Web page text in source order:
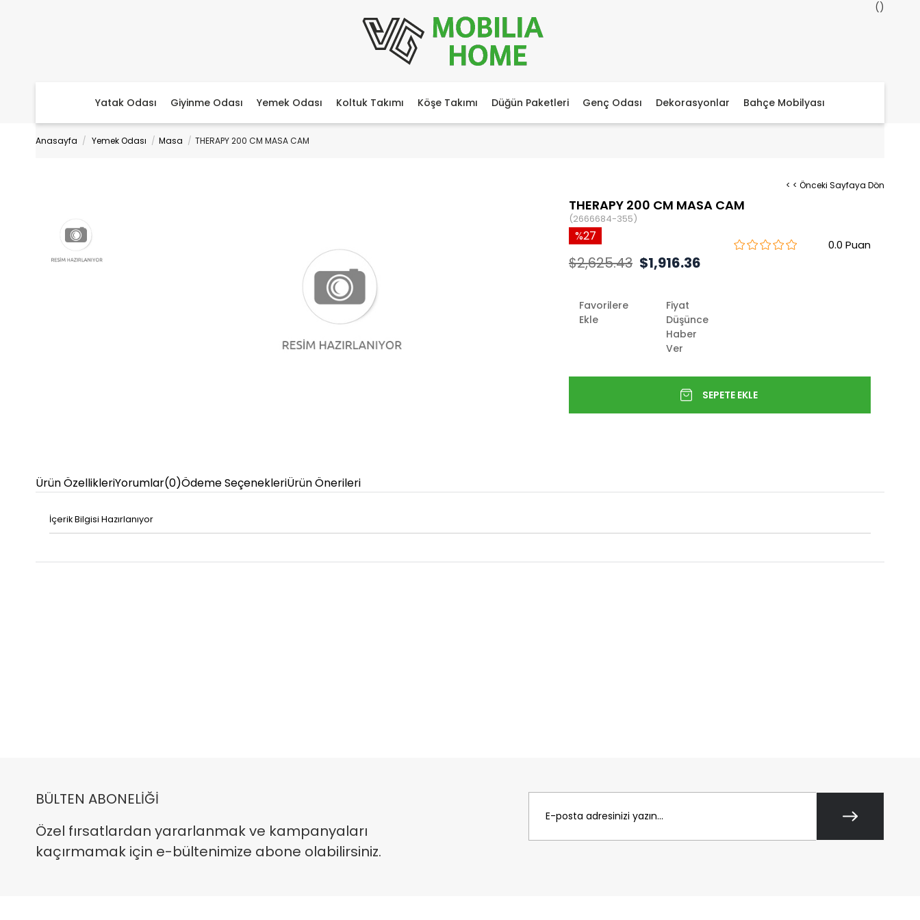
Yatak Odası Giyinme Odası Yemek Odası Koltuk Takımı Köşe Takımı Düğün Paketleri Genç Odası Dekorasyonlar Bahçe Mobilyası
Anasayfa Yemek Odası Masa THERAPY 200 CM MASA CAM
< < Önceki Sayfaya Dön
THERAPY 200 CM MASA CAM
(2666684-355)
0.0
27
$2,625.43 $1,916.36
Favorilere
Ekle
Fiyat
Düşünce
Haber
Ver
Ürün ÖzellikleriYorumlar(0)Ödeme SeçenekleriÜrün Önerileri
İçerik Bilgisi Hazırlanıyor
BÜLTEN ABONELİĞİ
Özel fırsatlardan yararlanmak ve kampanyaları
kaçırmamak için e-bültenimize abone olabilirsiniz.